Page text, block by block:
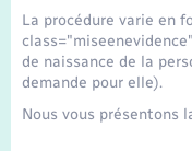
La procédure varie en
de naissance de la
demande pour elle).
Nous vous présentons